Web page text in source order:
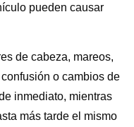
pueden causar
de cabeza, mareos,
o cambios de
inmediato, mientras
más tarde el mismo